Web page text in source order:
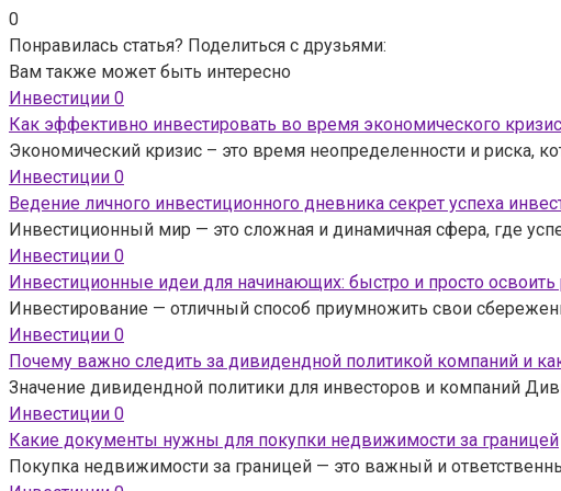
0
Понравилась статья? Поделиться с друзьями:
Вам также может быть интересно
Инвестиции 0
Как эффективно инвестировать во время экономического
Экономический кризис – это время неопределенности и риска,
Инвестиции 0
Ведение личного инвестиционного дневника секрет успеха
Инвестиционный мир — это сложная и динамичная сфера, где
Инвестиции 0
Инвестиционные идеи для начинающих: быстро и просто
Инвестирование — отличный способ приумножить свои
Инвестиции 0
Почему важно следить за дивидендной политикой компаний и
Значение дивидендной политики для инвесторов и компаний
Инвестиции 0
Какие документы нужны для покупки недвижимости за границей
Покупка недвижимости за границей — это важный и